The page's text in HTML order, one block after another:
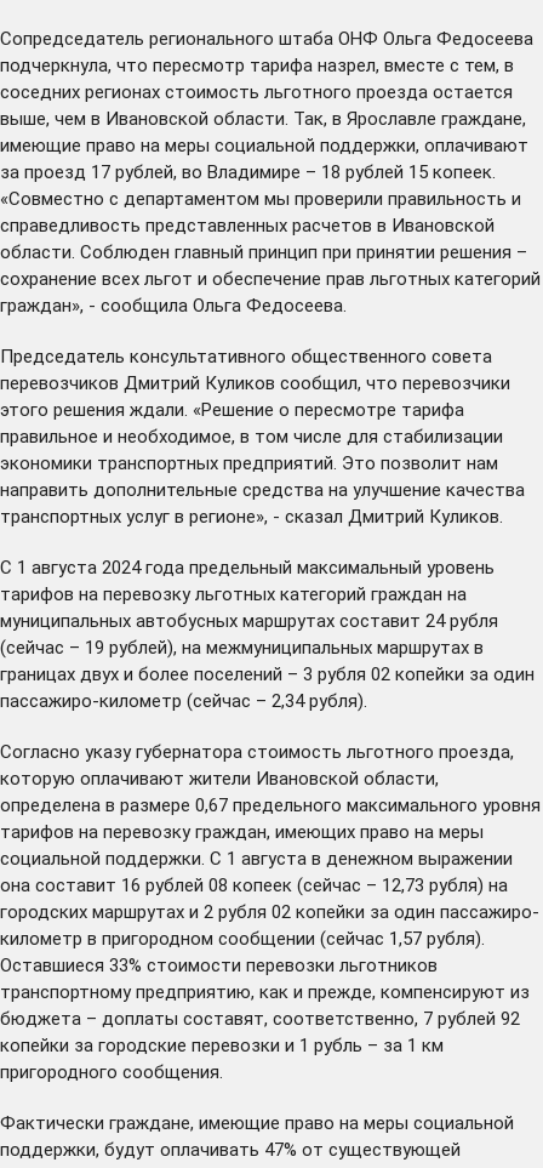
Сопредседатель регионального штаба ОНФ Ольга Федосеева
подчеркнула, что пересмотр тарифа назрел, вместе с тем, в
соседних регионах стоимость льготного проезда остается
выше, чем в Ивановской области. Так, в Ярославле граждане,
имеющие право на меры социальной поддержки, оплачивают
за проезд 17 рублей, во Владимире – 18 рублей 15 копеек.
«Совместно с департаментом мы проверили правильность и
справедливость представленных расчетов в Ивановской
области. Соблюден главный принцип при принятии решения –
сохранение всех льгот и обеспечение прав льготных категорий
граждан», - сообщила Ольга Федосеева.
Председатель консультативного общественного совета
перевозчиков Дмитрий Куликов сообщил, что перевозчики
этого решения ждали. «Решение о пересмотре тарифа
правильное и необходимое, в том числе для стабилизации
экономики транспортных предприятий. Это позволит нам
направить дополнительные средства на улучшение качества
транспортных услуг в регионе», - сказал Дмитрий Куликов.
С 1 августа 2024 года предельный максимальный уровень
тарифов на перевозку льготных категорий граждан на
муниципальных автобусных маршрутах составит 24 рубля
(сейчас – 19 рублей), на межмуниципальных маршрутах в
границах двух и более поселений – 3 рубля 02 копейки за один
пассажиро-километр (сейчас – 2,34 рубля).
Согласно указу губернатора стоимость льготного проезда,
которую оплачивают жители Ивановской области,
определена в размере 0,67 предельного максимального уровня
тарифов на перевозку граждан, имеющих право на меры
социальной поддержки. С 1 августа в денежном выражении
она составит 16 рублей 08 копеек (сейчас – 12,73 рубля) на
городских маршрутах и 2 рубля 02 копейки за один пассажиро-
километр в пригородном сообщении (сейчас 1,57 рубля).
Оставшиеся 33% стоимости перевозки льготников
транспортному предприятию, как и прежде, компенсируют из
бюджета – доплаты составят, соответственно, 7 рублей 92
копейки за городские перевозки и 1 рубль – за 1 км
пригородного сообщения.
Фактически граждане, имеющие право на меры социальной
поддержки, будут оплачивать 47% от существующей